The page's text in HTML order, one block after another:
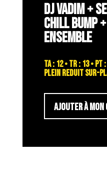
DJ VADIM +
CHILL BUMP
ENSEMBLE
TA : 12 • TR : 13 •
plein reduit sur-
AJOUTER À MON